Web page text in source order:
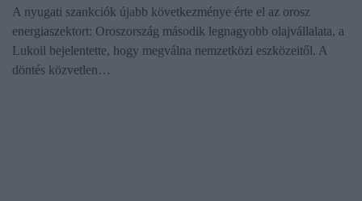
A nyugati szankciók újabb következménye érte el az orosz
energiaszektort: Oroszország második legnagyobb olajvállalata, a
Lukoil bejelentette, hogy megválna nemzetközi eszközeitől. A
döntés közvetlen…